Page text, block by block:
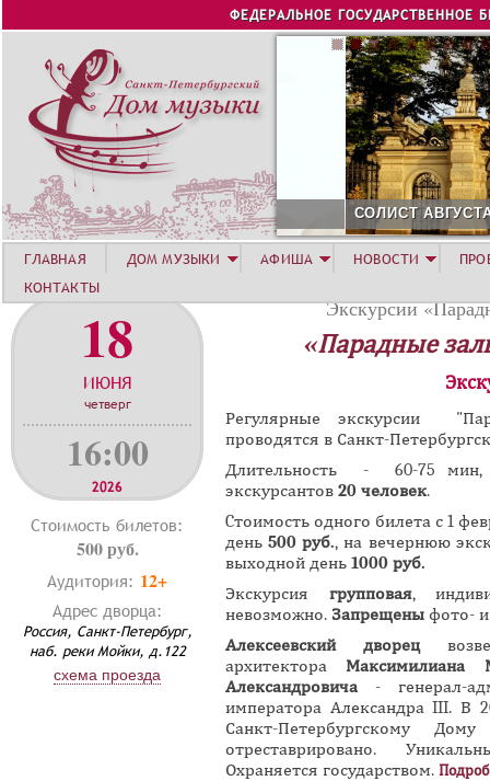
Jump to navigation
ФЕДЕРАЛЬНОЕ ГОСУДАРСТВЕННОЕ
СОЛИСТ АВГУСТА 2026
18
ИЮНЯ
четверг
16:00
2026
Стоимость билетов:
500 руб.
Аудитория: 12+
Адрес дворца:
Россия, Санкт-Петербург,
наб. реки Мойки, д.122
схема проезда
Экскурсии
«Парадные
Регулярные экскурсии
проводятся в Санкт-
Длительность - 60-75 мин,
экскурсантов 20 человек.
Cтоимость одного билета с 1
день500 руб., на вечернюю
выходной день 1000 руб.
Экскурсия групповая,
невозможно. Запрещены фото-
Алексеевский дворец
архитектора Максимилиана
Александровича - генерал-
императора Александра III. В
Санкт-Петербургскому
отреставрировано.
Охраняется государством.
ГЛАВНАЯ ДОМ МУЗЫКИ АФИША НОВОСТИ
КОНТАКТЫ